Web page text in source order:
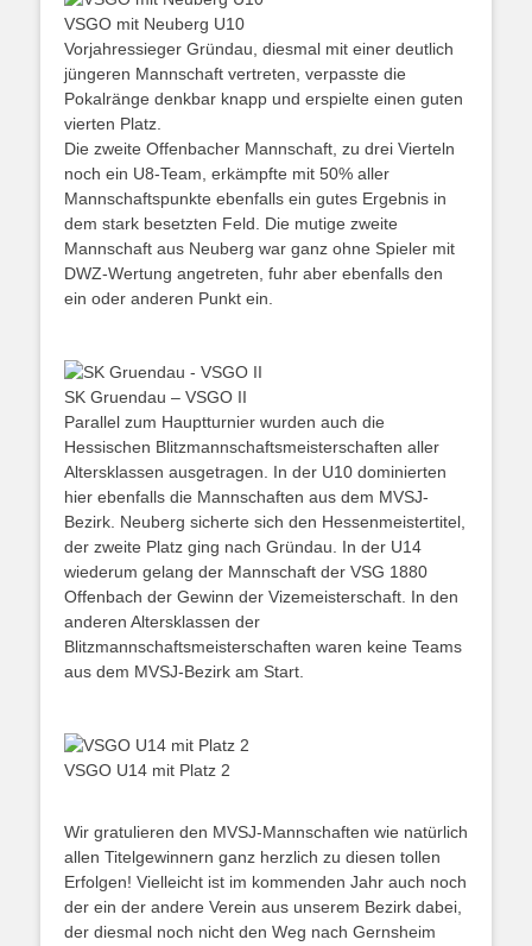
VSGO mit Neuberg U10
Vorjahressieger Gründau, diesmal mit einer deutlich
jüngeren Mannschaft vertreten, verpasste die
Pokalränge denkbar knapp und erspielte einen guten
vierten Platz.
Die zweite Offenbacher Mannschaft, zu drei Vierteln
noch ein U8-Team, erkämpfte mit 50% aller
Mannschaftspunkte ebenfalls ein gutes Ergebnis in
dem stark besetzten Feld. Die mutige zweite
Mannschaft aus Neuberg war ganz ohne Spieler mit
DWZ-Wertung angetreten, fuhr aber ebenfalls den
ein oder anderen Punkt ein.
SK Gruendau – VSGO II
Parallel zum Hauptturnier wurden auch die
Hessischen Blitzmannschaftsmeisterschaften aller
Altersklassen ausgetragen. In der U10 dominierten
hier ebenfalls die Mannschaften aus dem MVSJ-
Bezirk. Neuberg sicherte sich den Hessenmeistertitel,
der zweite Platz ging nach Gründau. In der U14
wiederum gelang der Mannschaft der VSG 1880
Offenbach der Gewinn der Vizemeisterschaft. In den
anderen Altersklassen der
Blitzmannschaftsmeisterschaften waren keine Teams
aus dem MVSJ-Bezirk am Start.
VSGO U14 mit Platz 2
Wir gratulieren den MVSJ-Mannschaften wie natürlich
allen Titelgewinnern ganz herzlich zu diesen tollen
Erfolgen! Vielleicht ist im kommenden Jahr auch noch
der ein der andere Verein aus unserem Bezirk dabei,
der diesmal noch nicht den Weg nach Gernsheim